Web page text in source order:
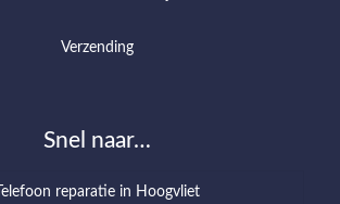
Verzending
Snel naar…
Telefoon reparatie in Hoogvliet